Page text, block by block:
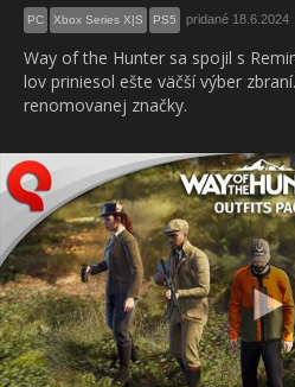
PC Xbox Series X|S PS5 pridané 18.6.2024
Way of the Hunter sa spojil s
lov priniesol ešte väčší výber
renomovanej značky.